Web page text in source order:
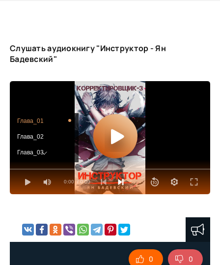
Слушать аудиокнигу "Инструктор - Ян
Бадевский"
0:00 / 0:00
Глава_01
Глава_02
Глава_03
Глава_04
Глава_05
Глава_08
0 0